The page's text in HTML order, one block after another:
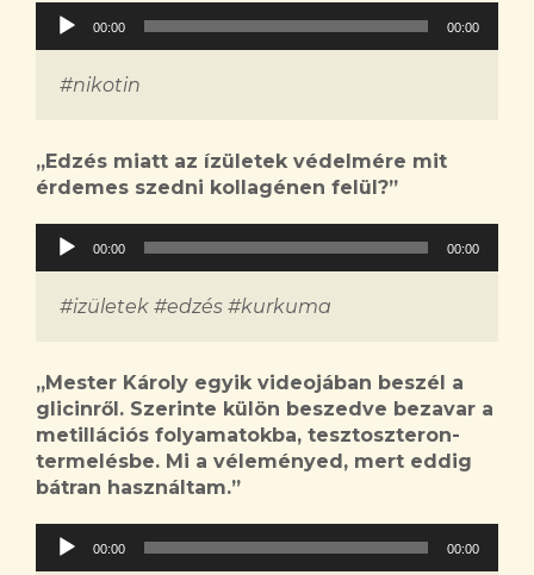
Audió
lejátszó
00:00 00:00
#nikotin
„Edzés miatt az ízületek védelmére mit
érdemes szedni kollagénen felül?”
Audió
lejátszó
00:00 00:00
#izületek #edzés #kurkuma
„Mester Károly egyik videojában beszél a
glicinről. Szerinte külön beszedve bezavar a
metillációs folyamatokba, tesztoszteron-
termelésbe. Mi a véleményed, mert eddig
bátran használtam.”
Audió
lejátszó
00:00 00:00